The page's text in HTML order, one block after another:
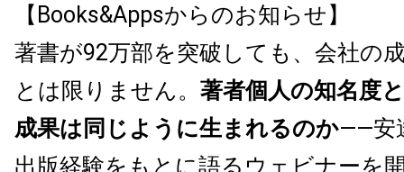
【Books&Appsからのお知らせ】
著書が92万部を突破しても、会社の
とは限りません。 著者個人の知名度
成果は同じように生まれるのか——安
出版経験をもとに語るウェビナーを